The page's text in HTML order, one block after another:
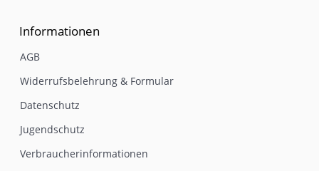
Informationen
AGB
Widerrufsbelehrung & Formular
Datenschutz
Jugendschutz
Verbraucherinformationen